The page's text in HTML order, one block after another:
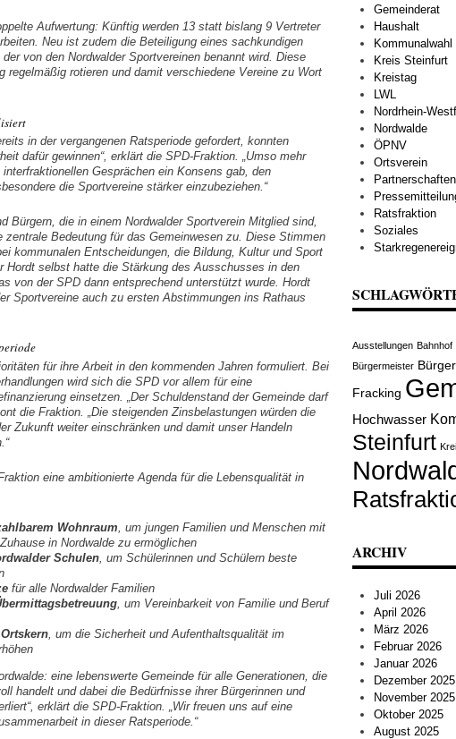
Aufwertung: Künftig werden 13 statt bislang 9 Vertreter
Neu ist zudem die Beteiligung eines sachkundigen
von den Nordwalder Sportvereinen benannt wird. Diese
regelmäßig rotieren und damit verschiedene Vereine zu Wort
in der vergangenen Ratsperiode gefordert, konnten
dafür gewinnen“, erklärt die SPD-Fraktion. „Umso mehr
Gesprächen ein Konsens gab, den
die Sportvereine stärker einzubeziehen.“
Bürgern, die in einem Nordwalder Sportverein Mitglied sind,
zentrale Bedeutung für das Gemeinwesen zu. Diese Stimmen
kommunalen Entscheidungen, die Bildung, Kultur und Sport
Hordt selbst hatte die Stärkung des Ausschusses in den
von der SPD dann entsprechend unterstützt wurde. Hordt
Sportvereine auch zu ersten Abstimmungen ins Rathaus
für ihre Arbeit in den kommenden Jahren formuliert. Bei
wird sich die SPD vor allem für eine
einsetzen. „Der Schuldenstand der Gemeinde darf
die Fraktion. „Die steigenden Zinsbelastungen würden die
Zukunft weiter einschränken und damit unser Handeln
eine ambitionierte Agenda für die Lebensqualität in
Wohnraum , um jungen Familien und Menschen mit
in Nordwalde zu ermöglichen
Schulen, um Schülerinnen und Schülern beste
für alle Nordwalder Familien
, um Vereinbarkeit von Familie und Beruf
, um die Sicherheit und Aufenthaltsqualität im
eine lebenswerte Gemeinde für alle Generationen, die
handelt und dabei die Bedürfnisse ihrer Bürgerinnen und
erklärt die SPD-Fraktion. „Wir freuen uns auf eine
in dieser Ratsperiode.“
Gemeinderat
Haushalt
Kommunalwahl
Kreis Steinfurt
Kreistag
LWL
Nordrhein-
Nordwalde
ÖPNV
Ortsverein
Partnerschaften
Ratsfraktion
Soziales
Ausstellungen Bahnhof
Bürgermeister
Fracking
Hochwasser
Steinfurt
ARCHIV
Juli 2026
April 2026
März 2026
Februar 2026
Januar 2026
Dezember 2025
November 2025
Oktober 2025
August 2025